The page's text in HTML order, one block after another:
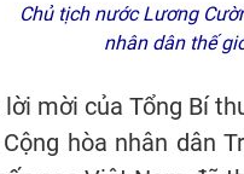
Chủ tịch nước Lương
nhân dân thế
lời mời của Tổng Bí
hòa nhân dân